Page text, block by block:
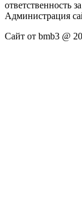
ответственность
Администрация
Сайт от bmb3 @